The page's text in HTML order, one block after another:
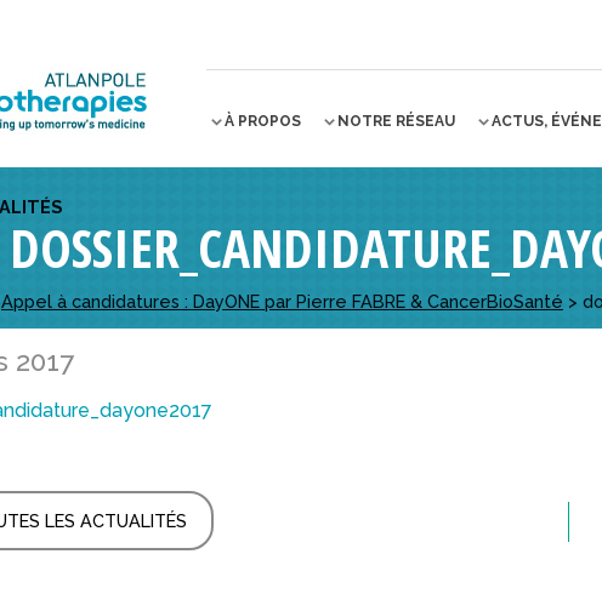
À PROPOS NOTRE RÉSEAU ACTUS,
Appel à candidatures : DayONE par Pierre FABRE & CancerBioSanté >
2017
LES ACTUALITÉS